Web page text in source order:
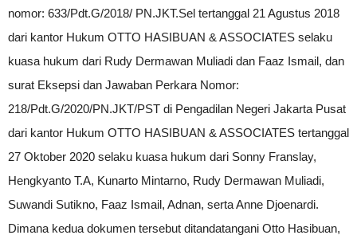
nomor: 633/Pdt.G/2018/ PN.JKT.Sel tertanggal 21 Agustus 2018
dari kantor Hukum OTTO HASIBUAN & ASSOCIATES selaku
kuasa hukum dari Rudy Dermawan Muliadi dan Faaz Ismail, dan
surat Eksepsi dan Jawaban Perkara Nomor:
218/Pdt.G/2020/PN.JKT/PST di Pengadilan Negeri Jakarta Pusat
dari kantor Hukum OTTO HASIBUAN & ASSOCIATES tertanggal
27 Oktober 2020 selaku kuasa hukum dari Sonny Franslay,
Hengkyanto T.A, Kunarto Mintarno, Rudy Dermawan Muliadi,
Suwandi Sutikno, Faaz Ismail, Adnan, serta Anne Djoenardi.
Dimana kedua dokumen tersebut ditandatangani Otto Hasibuan,